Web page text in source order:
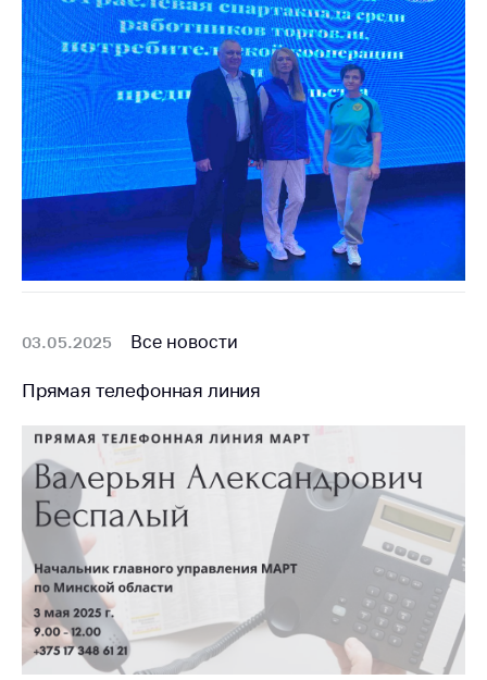
03.05.2025 Все новости
Прямая телефонная линия